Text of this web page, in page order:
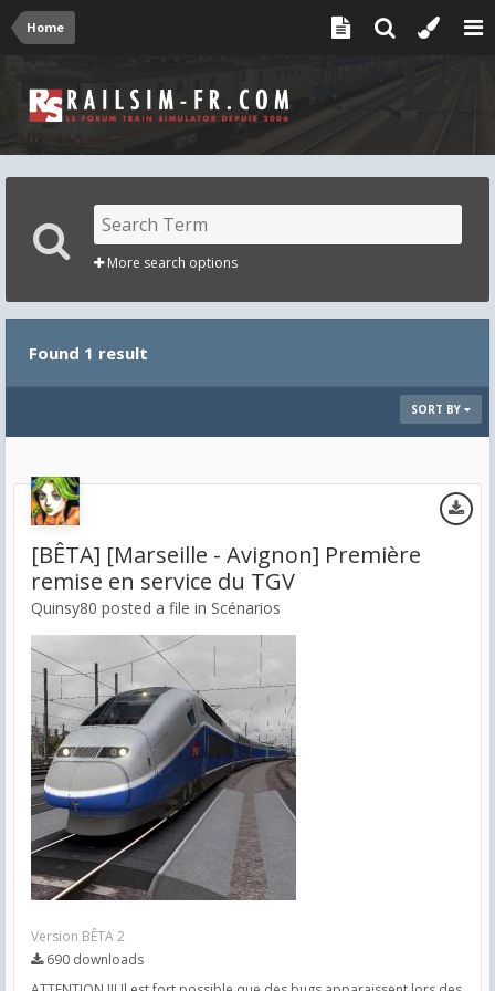
Home
More search options
Found 1 result
SORT BY
[BÊTA] [Marseille - Avignon] Première
remise en service du TGV
Quinsy80 posted a file in Scénarios
Version BÊTA 2
690 downloads